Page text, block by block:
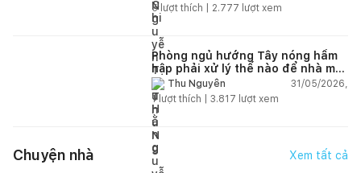
5lượt thích | 2.777 lượt xem
Phòng ngủ hướng Tây nóng hầm
hập phải xử lý thế nào để nhà mát
hơn?Thu Nguyễn
31/05/2026,
1lượt thích | 3.817 lượt xem
Chuyện nhà Xem tất cả